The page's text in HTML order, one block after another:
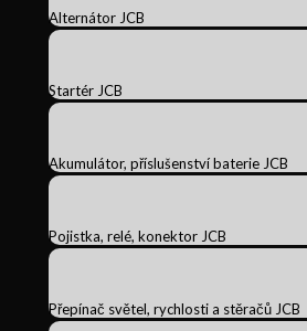
Alternátor JCB
Startér JCB
Akumulátor, příslušenství baterie JCB
Pojistka, relé, konektor JCB
Přepínač světel, rychlosti a stěračů JCB